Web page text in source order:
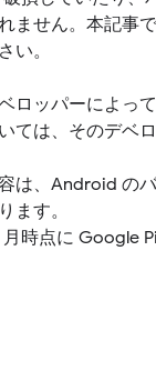
ません。本記事
い。
ロッパーによっ
ては、そのデベ
は、Android の
ます。
時点に Google